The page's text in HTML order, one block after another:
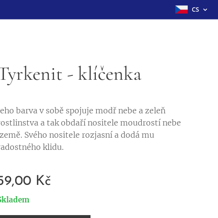
CS
- klíčenka
barva v sobě spojuje modř nebe a zeleň
a tak obdaří nositele moudrostí nebe
Svého nositele rozjasní a dodá mu
klidu.
Kč